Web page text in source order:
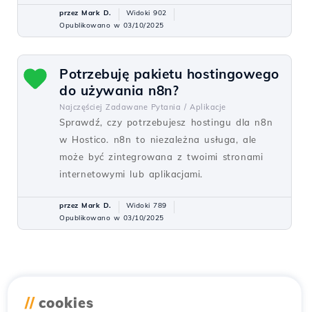
przez Mark D.
Widoki 902
Opublikowano w 03/10/2025
Potrzebuję pakietu hostingowego
do używania n8n?
Najczęściej Zadawane Pytania / Aplikacje
Sprawdź, czy potrzebujesz hostingu dla n8n
w Hostico. n8n to niezależna usługa, ale
może być zintegrowana z twoimi stronami
internetowymi lub aplikacjami.
przez Mark D.
Widoki 789
Opublikowano w 03/10/2025
// cookies